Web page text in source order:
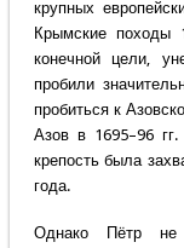
крупных
Крымские походы
конечной цели,
пробили
пробиться к
Азов в 1695–96
крепость была
года.
Однако Пётр не